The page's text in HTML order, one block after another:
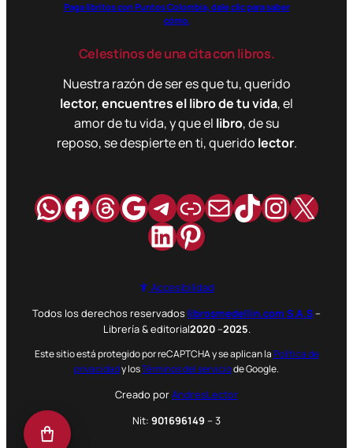
Paga libritos con Puntos Colombia, dale clic para saber
cómo.
Celestinos de una cita con libros.
Nuestra razón de ser es que tu, querido
lector, encuentres el libro de tu vida, el
amor de tu vida, y que el libro, de su
reposo, se despierte en ti, querido lector.
WhatsApp
Facebook
Hilos
Google
Telegram
Enlace
Correo
TikTok
X
LinkedIn
Pinterest
Accesibilidad
Todos los derechos reservados librosmedellin.com S.A.S–
Librería & editorial2020–2025.
Este sitio está protegido por reCAPTCHA y se aplican laPolítica de
privacidady losTérminos del serviciode Google.
Creado porAndresLector
Nit: 901696149 – 3